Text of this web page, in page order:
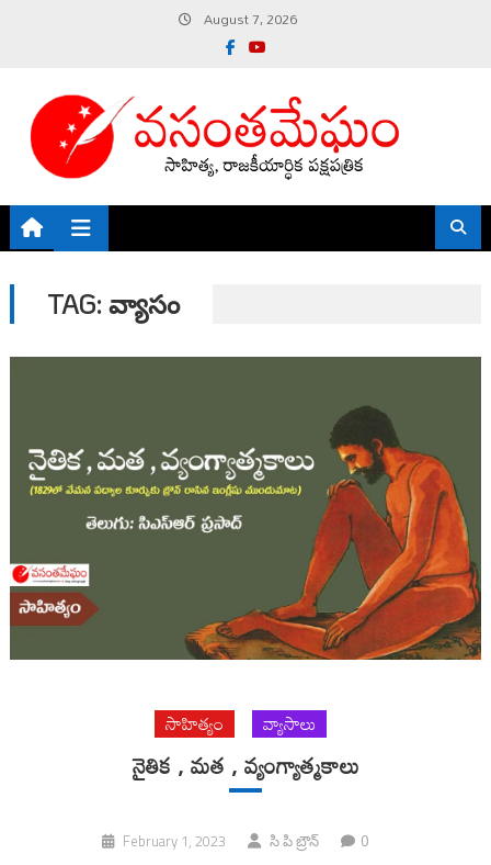
content
August 7, 2026
TAG: వ్యాసం
సాహిత్యం వ్యాసాలు
నైతిక , మత , వ్యంగ్యాత్మకాలు
February 1, 2023 సి పి బ్రౌన్‌ 0